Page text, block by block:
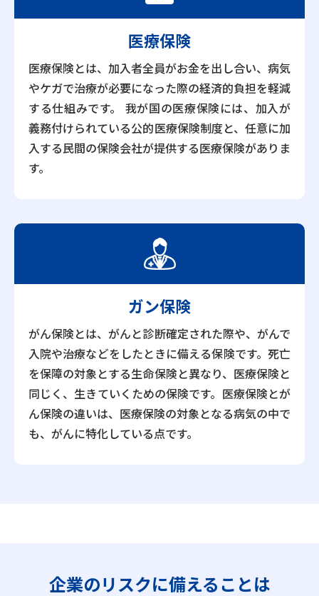
医療保険
医療保険とは、加入者全員がお金を出し合い、病気
やケガで治療が必要になった際の経済的負担を軽減
する仕組みです。 我が国の医療保険には、加入が
義務付けられている公的医療保険制度と、任意に加
入する民間の保険会社が提供する医療保険がありま
す。
ガン保険
がん保険とは、がんと診断確定された際や、がんで
入院や治療などをしたときに備える保険です。死亡
を保障の対象とする生命保険と異なり、医療保険と
同じく、生きていくための保険です。医療保険とが
ん保険の違いは、医療保険の対象となる病気の中で
も、がんに特化している点です。
企業のリスクに備えることは